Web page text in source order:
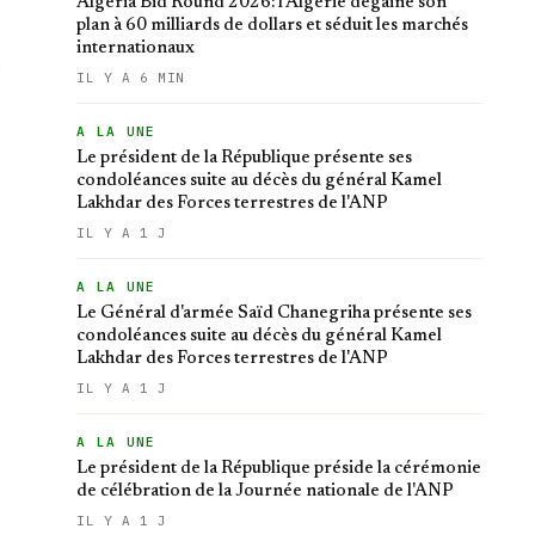
plan à 60 milliards de dollars et séduit les marchés
internationaux
IL Y A 6 MIN
A LA UNE
Le président de la République présente ses
condoléances suite au décès du général Kamel
Lakhdar des Forces terrestres de l'ANP
IL Y A 1 J
A LA UNE
Le Général d'armée Saïd Chanegriha présente ses
condoléances suite au décès du général Kamel
Lakhdar des Forces terrestres de l'ANP
IL Y A 1 J
A LA UNE
Le président de la République préside la cérémonie
de célébration de la Journée nationale de l'ANP
IL Y A 1 J